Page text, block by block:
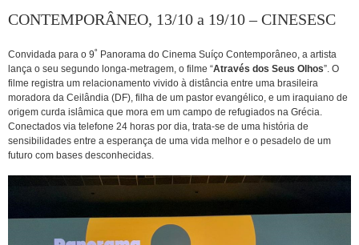
CONTEMPORÂNEO, 13/10 a 19/10 – CINESESC
Convidada para o 9˚ Panorama do Cinema Suíço Contemporâneo, a artista
lança o seu segundo longa-metragem, o filme “Através dos Seus Olhos”. O
filme registra um relacionamento vivido à distância entre uma brasileira
moradora da Ceilândia (DF), filha de um pastor evangélico, e um iraquiano de
origem curda islâmica que mora em um campo de refugiados na Grécia.
Conectados via telefone 24 horas por dia, trata-se de uma história de
sensibilidades entre a esperança de uma vida melhor e o pesadelo de um
futuro com bases desconhecidas.